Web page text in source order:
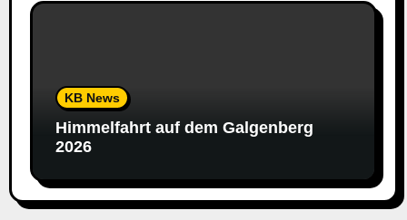
KB News
Himmelfahrt auf dem Galgenberg
2026